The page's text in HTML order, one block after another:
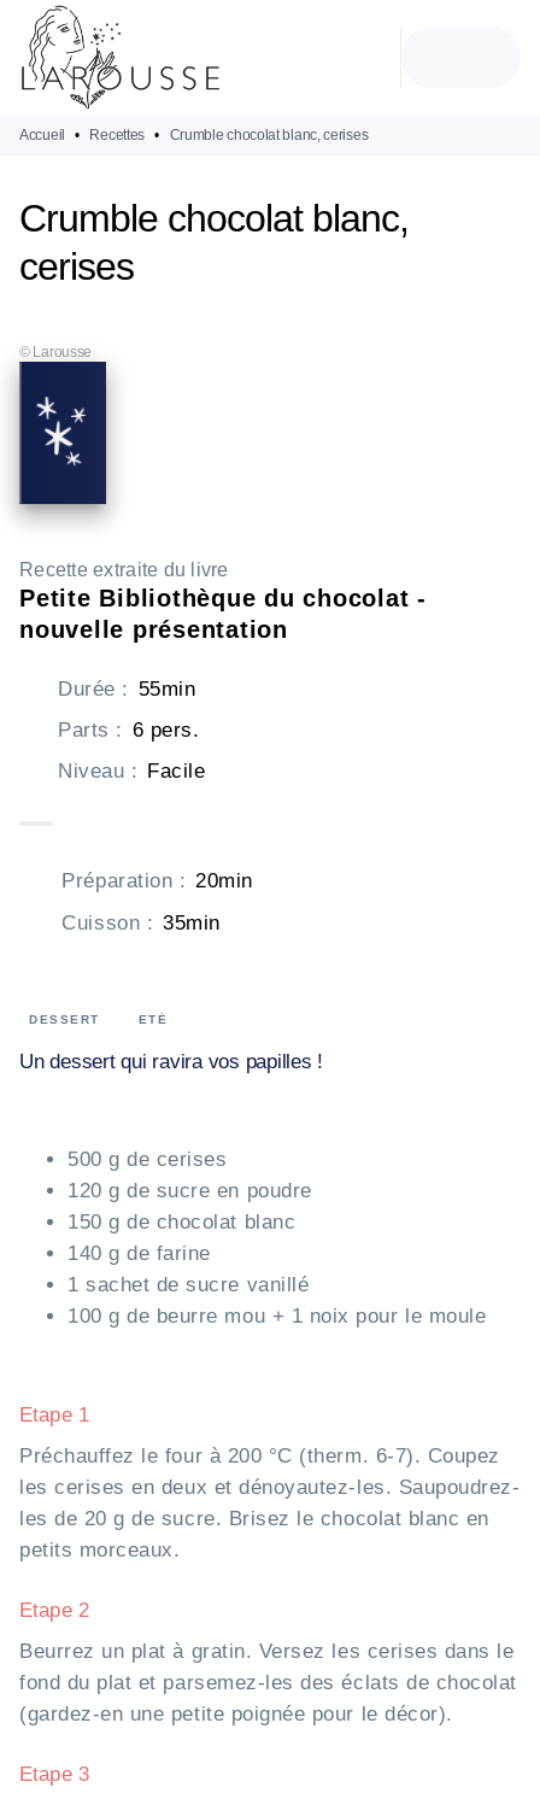
MENU
PIED DE PAGE
Accueil • Recettes • Crumble chocolat blanc, cerises
Crumble chocolat blanc,
cerises
© Larousse
Recette extraite du livre
Petite Bibliothèque du chocolat -
nouvelle présentation
Durée : 55min
Parts : 6 pers.
Niveau : Facile
Préparation : 20min
Cuisson : 35min
DESSERT ETÉ
Un dessert qui ravira vos papilles !
500 g de cerises
120 g de sucre en poudre
150 g de chocolat blanc
140 g de farine
1 sachet de sucre vanillé
100 g de beurre mou + 1 noix pour le moule
Etape 1
Préchauffez le four à 200 °C (therm. 6-7). Coupez
les cerises en deux et dénoyautez-les. Saupoudrez-
les de 20 g de sucre. Brisez le chocolat blanc en
petits morceaux.
Etape 2
Beurrez un plat à gratin. Versez les cerises dans le
fond du plat et parsemez-les des éclats de chocolat
(gardez-en une petite poignée pour le décor).
Etape 3